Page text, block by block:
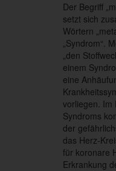
Der Begriff
setzt sich
Wörtern
„Syndrom“.
„den
einem
eine
vorliegen. Im
Syndroms
der
das Herz-
für koronare
Erkrankung